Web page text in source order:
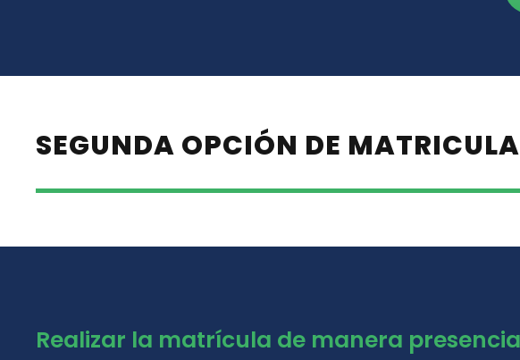
SEGUNDA OPCIÓN DE
Realizar la matrícula de manera